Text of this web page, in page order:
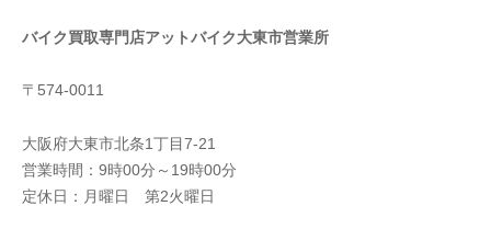
バイク買取専門店アットバイク大東市営業所
〒574-0011
大阪府大東市北条1丁目7-21
営業時間：9時00分～19時00分
定休日：月曜日 第2火曜日